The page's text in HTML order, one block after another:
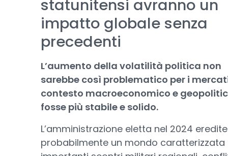
statunitensi avranno un
impatto globale senza
precedenti
L’aumento della volatilità politica non
sarebbe così problematico per i
contesto macroeconomico e
fosse più stabile e solido.
L’amministrazione eletta nel 2024
probabilmente un mondo caratterizzata